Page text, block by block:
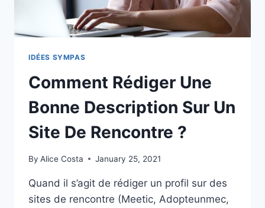
IDÉES SYMPAS
Comment Rédiger Une
Bonne Description Sur Un
Site De Rencontre ?
By Alice Costa January 25, 2021
Quand il s’agit de rédiger un profil sur des
sites de rencontre (Meetic, Adopteunmec,